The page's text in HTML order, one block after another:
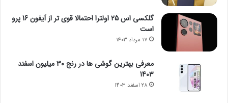
گلکسی اس 25 اولترا احتمالا قوی تر از آیفون 16 پرو
است
17 مرداد 1403
معرفی بهترین گوشی ها در رنج ۳۰ میلیون اسفند
1403
28 اسفند 1403